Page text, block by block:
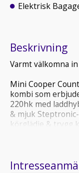
Elektrisk
Beskrivning
Varmt välkomna
Mini Cooper
kombi som
220hk med
& mjuk
körglädje & trygg
landsväg med